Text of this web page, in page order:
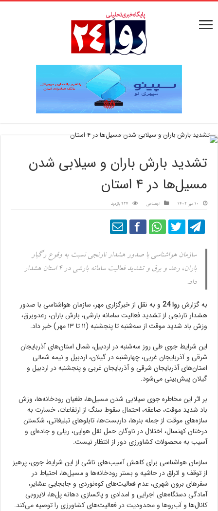
تشدید بارش باران و سیلابی شدن
مسیل‌ها در ۴ استان
10 مهر 1402 اجتماعی 224 بازدید
سازمان هواشناسی با صدور هشدار نارنجی نسبت به وقوع رگبار
باران، رعد و برق و تشدید فعالیت سامانه بارشی در ۴ استان هشدار
داد.
به گزارشروا 24
و به نقل از خبرگزاری مهر، سازمان هواشناسی با صدور
هشدار نارنجی از تشدید فعالیت سامانه بارشی، بارش باران، رعدوبرق،
وزش باد شدید موقت از سه‌شنبه تا پنجشنبه (۱۱ تا ۱۳ مهر) خبر داد.
این شرایط جوی طی روز سه‌شنبه در اردبیل، شمال استان‌های آذربایجان
شرقی و آذربایجان غربی، چهارشنبه در گیلان، اردبیل و نیمه شمالی
استان‌های آذربایجان شرقی و آذربایجان غربی و پنجشنبه در اردبیل و
گیلان پیش‌بینی می‌شود.
بر اثر این مخاطره جوی سیلابی شدن مسیل‌ها، طغیان رودخانه‌ها، وزش
باد شدید موقت، صاعقه، احتمال سقوط سنگ از ارتفاعات، خسارت به
سازه‌های موقت از جمله بنرها، داربست‌ها، تابلوهای تبلیغاتی، شکستن
درختان کهنسال، اختلال در ناوگان حمل نقل هوایی، ریلی و جاده‌ای و
آسیب به محصولات کشاورزی دور از انتظار نیست.
سازمان هواشناسی برای کاهش آسیب‌های ناشی از این شرایط جوی، پرهیز
از توقف و اتراق در حاشیه و بستر رودخانه‌ها و مسیل‌ها، احتیاط در
سفرهای برون شهری، عدم فعالیت‌های کوه‌نوردی و جابجایی عشایر،
آمادگی دستگاه‌های اجرایی و امدادی و پاکسازی دهانه پل‌ها، لایروبی
کانال‌ها و آب‌روها و محدودیت در فعالیت‌های کشاورزی را توصیه می‌کند.